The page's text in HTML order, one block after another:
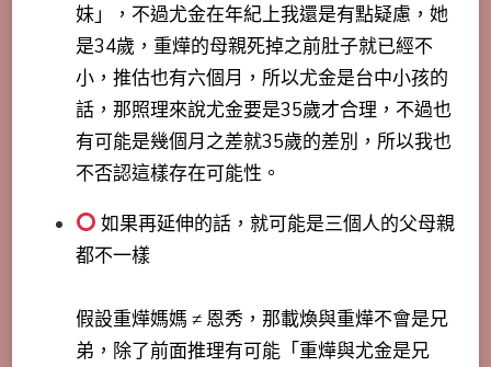
妹」，不過尤金在年紀上我還是有點疑慮，她
是34歲，重燁的母親死掉之前肚子就已經不
小，推估也有六個月，所以尤金是台中小孩的
話，那照理來說尤金要是35歲才合理，不過也
有可能是幾個月之差就35歲的差別，所以我也
不否認這樣存在可能性。
如果再延伸的話，就可能是三個人的父母親
都不一樣
假設重燁媽媽 ≠ 恩秀，那載煥與重燁不會是兄
弟，除了前面推理有可能「重燁與尤金是兄